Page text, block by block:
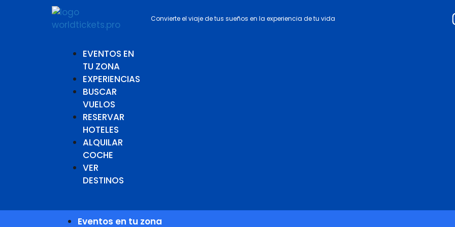
Convierte el viaje de tus sueños en la experiencia de tu vida
EVENTOS EN
TU ZONA
EXPERIENCIAS
BUSCAR
VUELOS
RESERVAR
HOTELES
ALQUILAR
COCHE
VER
DESTINOS
Eventos en tu zona